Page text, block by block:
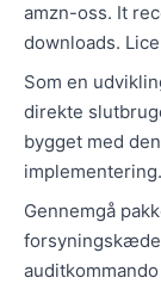
amzn-oss. It
downloads.
Som en
direkte
bygget med
Gennemgå